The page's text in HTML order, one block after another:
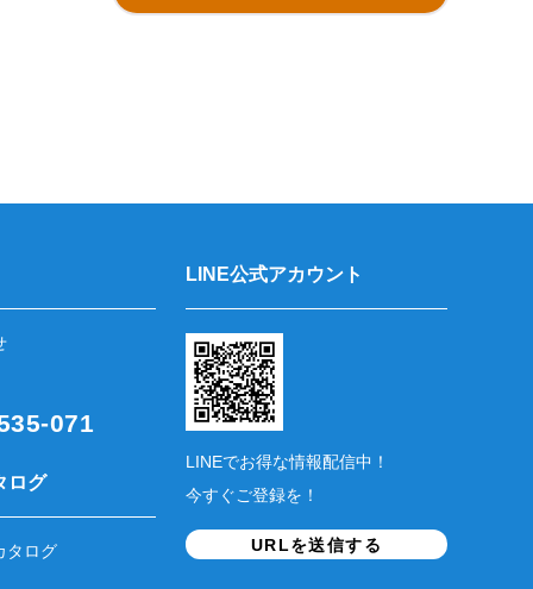
071
ログ
タログ
LINE公式アカウント
LINEでお得な情報配信中！
今すぐご登録を！
URLを送信する